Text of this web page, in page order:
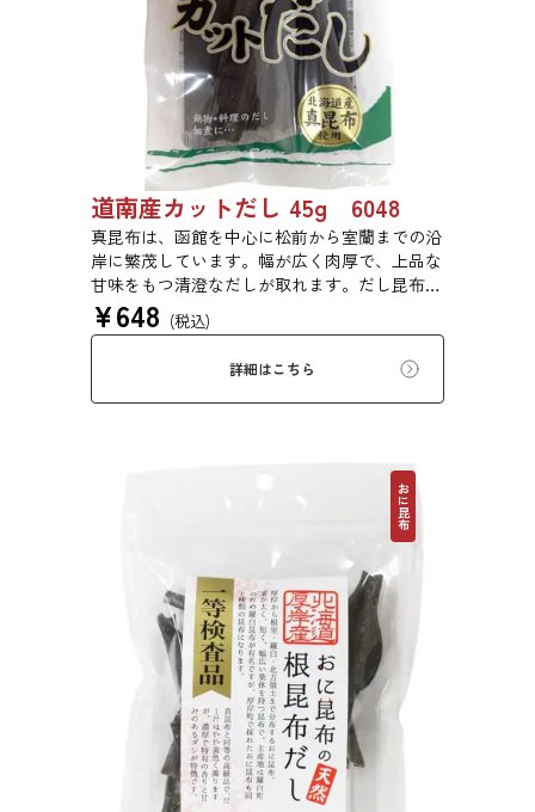
道南産カットだし 45g 6048
真昆布は、函館を中心に松前から室蘭までの沿
岸に繁茂しています。幅が広く肉厚で、上品な
甘味をもつ清澄なだしが取れます。だし昆布、
塩昆布、おぼろ昆布、とろろ昆布、佃煮、バッ
テラなどに用いられます。
¥648 (税込)
詳細はこちら
おに昆布